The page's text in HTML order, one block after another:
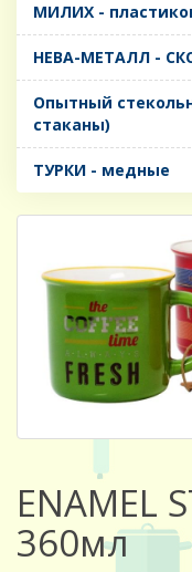
МИЛИХ -
НЕВА-МЕТАЛЛ -
Опытный
стаканы)
ТУРКИ - медные
ENAMEL
360мл